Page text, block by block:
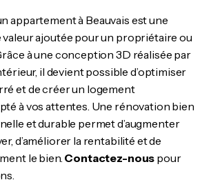
appartement à Beauvais est une
ajoutée pour un propriétaire ou
à une conception 3D réalisée par
il devient possible d’optimiser
et de créer un logement
à vos attentes. Une rénovation bien
et durable permet d’augmenter
d’améliorer la rentabilité et de
le bien. Contactez-nous pour